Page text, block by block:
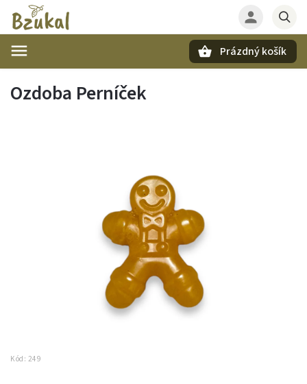
Prázdný košík
Ozdoba Perníček
Kód: 249